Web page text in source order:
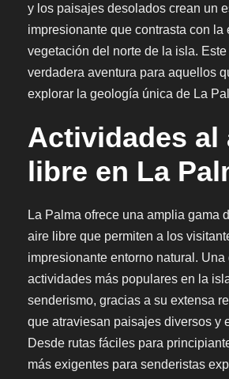
y los paisajes desolados crean un
impresionante que contrasta con la
vegetación del norte de la isla.
verdadera aventura para aquellos
explorar la geología única de La
Actividades al
libre en La
La Palma ofrece una amplia gama
aire libre que permiten a los
impresionante entorno natural. Una
actividades más populares en la
senderismo, gracias a su extensa
que atraviesan paisajes diversos y
Desde rutas fáciles para
más exigentes para senderistas